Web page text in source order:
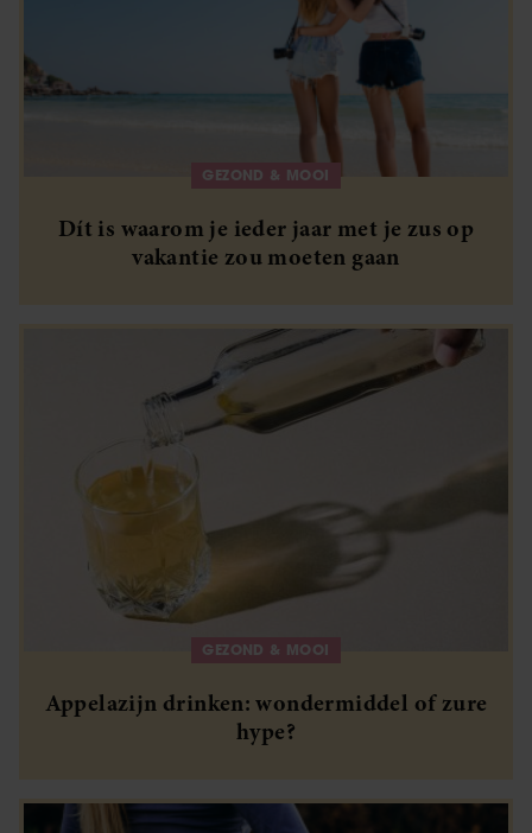
GEZOND & MOOI
Dít is waarom je ieder jaar met je zus op
vakantie zou moeten gaan
GEZOND & MOOI
Appelazijn drinken: wondermiddel of zure
hype?